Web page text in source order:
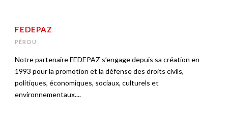
FEDEPAZ
PÉROU
Notre partenaire FEDEPAZ s’engage depuis sa création en
1993 pour la promotion et la défense des droits civils,
politiques, économiques, sociaux, culturels et
environnementaux....